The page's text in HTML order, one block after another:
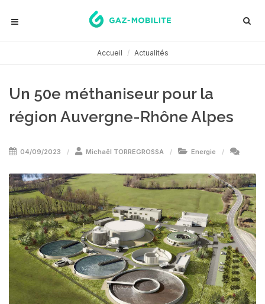
Accueil Actualités
Un 50e méthaniseur pour la
région Auvergne-Rhône Alpes
04/09/2023 Michaël TORREGROSSA Energie